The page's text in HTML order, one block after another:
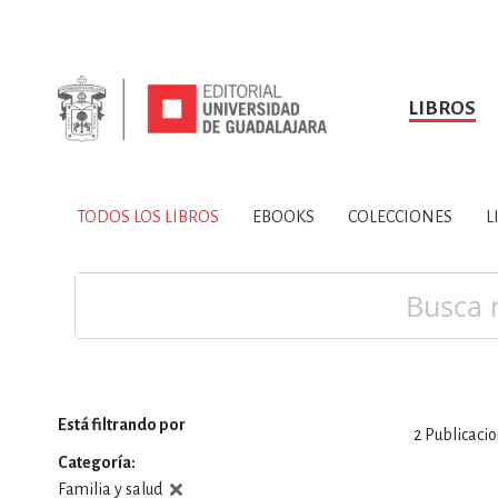
LIBROS
TODOS LOS LIBROS
SOBRE NOSOTROS HISTORIA
CIENCIAS DE LA
TODOS LOS LIBROS EBOOKS COLECCIONES
2
Está filtrando por
Categoría
Familia y salud